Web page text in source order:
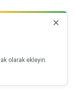
olarak ekleyin.